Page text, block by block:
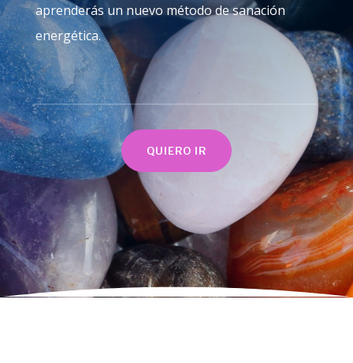
aprenderás un nuevo método de sanación
energética.
QUIERO IR